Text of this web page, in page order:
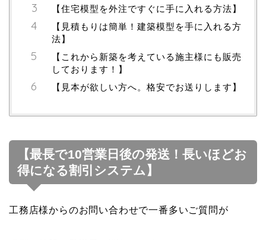
【住宅模型を外注ですぐに手に入れる方法】
【見積もりは簡単！建築模型を手に入れる方
法】
【これから新築を考えている施主様にも販売
しております！】
【見本が欲しい方へ。格安でお送りします】
【最長で10営業日後の発送！長いほどお
得になる割引システム】
工務店様からのお問い合わせで一番多いご質問が